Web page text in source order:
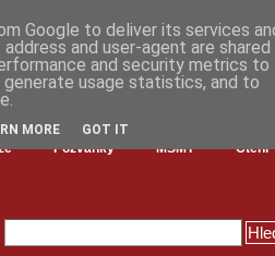
Pozvánky MŠMT Čtení
Google to deliver its services
and user-agent are shared
and security metrics to
usage statistics, and to
MORE GOT IT